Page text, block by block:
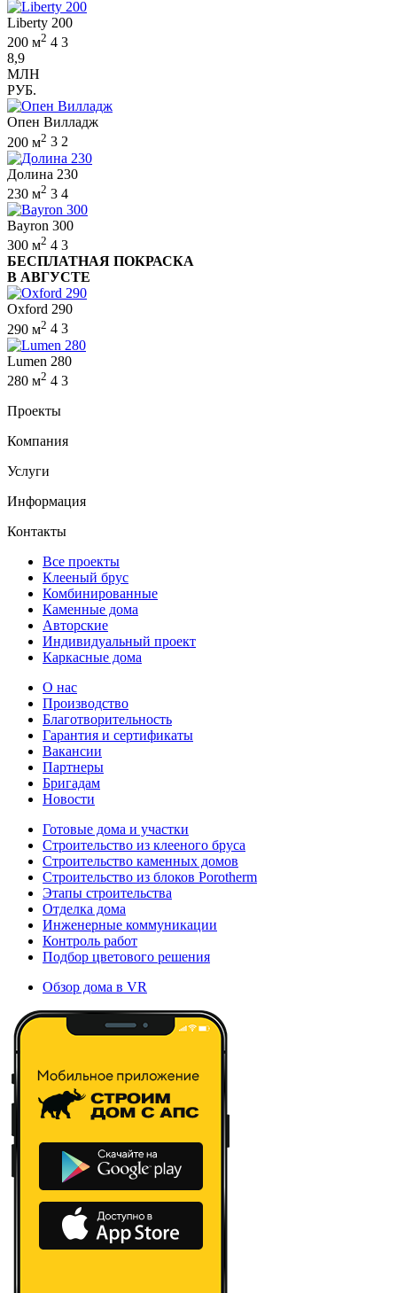
Liberty 200
200 м2 4 3
8,9
МЛН
РУБ.
Опен Вилладж
200 м2 3 2
Долина 230
230 м2 3 4
Bayron 300
300 м2 4 3
БЕСПЛАТНАЯ ПОКРАСКА
В АВГУСТЕ
Oxford 290
290 м2 4 3
Lumen 280
280 м2 4 3
Проекты
Компания
Услуги
Информация
Контакты
Все проекты
Клееный брус
Комбинированные
Каменные дома
Авторские
Индивидуальный проект
Каркасные дома
О нас
Производство
Благотворительность
Гарантия и сертификаты
Вакансии
Партнеры
Бригадам
Новости
Готовые дома и участки
Строительство из клееного бруса
Строительство каменных домов
Строительство из блоков Porotherm
Этапы строительства
Отделка дома
Инженерные коммуникации
Контроль работ
Подбор цветового решения
Обзор дома в VR